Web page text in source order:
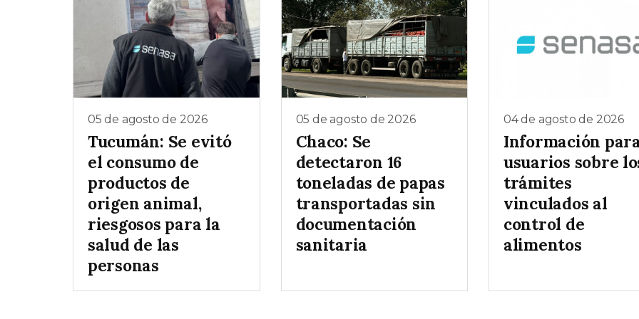
05 de agosto de 2026
Tucumán: Se evitó
el consumo de
productos de
origen animal,
riesgosos para la
salud de las
personas
05 de agosto de 2026
Chaco: Se
detectaron 16
toneladas de papas
transportadas sin
documentación
sanitaria
04 de agosto de 2026
Información
usuarios sobre
trámites
vinculados al
control de
alimentos